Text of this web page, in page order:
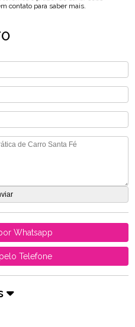
contato para saber mais.
Whatsapp
Telefone